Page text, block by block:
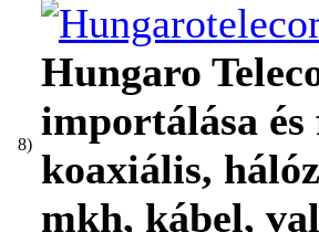
8)
Hungaro
importálása
koaxiális,
mkh, kábel,